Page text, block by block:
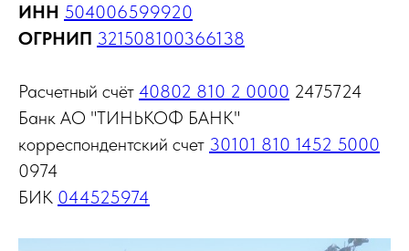
ИНН 504006599920
ОГРНИП 321508100366138
Расчетный счёт 40802 810 2 0000 2475724
Банк АО "ТИНЬКОФ БАНК"
корреспондентский счет 30101 810 1452 5000
0974
БИК 044525974